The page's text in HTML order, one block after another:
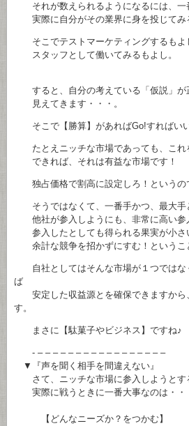
それが数えられるようになるには、一
実際に自分がその業界に身を投じてみ
そこでテストマーケティングするもよ
スタッフとして働いてみるもよし。
すると、自分の考えている「仮説」が
見えてきます・・・。
そこで【勝算】があればGo!すればいい
たとえニッチな市場であっても、これ
できれば、それは有益な市場です！
独占価格で割高に設定しろ！というの
そうではなくて、一番手かつ、最大手
他社が参入しようにも、非常に高い参
参入したとしても得られる果実が小さ
余計な競争を招かずにすむ！というこ
自社としてはそんな市場が１つではな
ば
安定した収益源とを確保できますから
す。
まさに【駄菓子やビジネス】ですね♪
- – – – – – – – – – – – – – – – – –
▼『声を聞く相手を間違えない』
さて、ニッチな市場に参入しようとす
実際に戦うときに一番大事なのは・・
【どんなニーズか？をつかむ】